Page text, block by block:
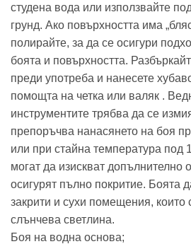
студена вода или използвайте
грунд. Ако повърхността има
полирайте, за да се осигури
боята и повърхността.
преди употреба и нанесете
помощта на четка или валяк .
инструментите трябва да се
препоръчва нанасянето на боя
или при стайна температура под
могат да изискват допълнително
осигурят пълно покритие. Боята
закрити и сухи помещения, които
слънчева светлина.
Боя на водна основа;